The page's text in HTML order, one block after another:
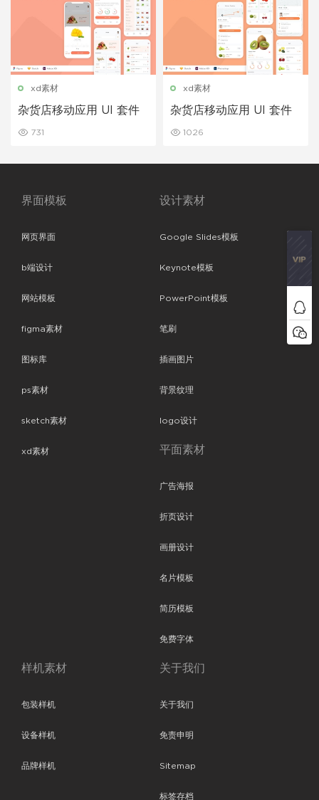
xd素材
杂货店移动应用 UI 套件
731
xd素材
杂货店移动应用 UI 套件
1026
界面模板
网页界面
b端设计
网站模板
figma素材
图标库
ps素材
sketch素材
xd素材
设计素材
Google Slides模板
Keynote模板
PowerPoint模板
笔刷
插画图片
背景纹理
logo设计
平面素材
广告海报
折页设计
画册设计
名片模板
简历模板
免费字体
样机素材
包装样机
设备样机
品牌样机
关于我们
关于我们
免责申明
Sitemap
标签存档